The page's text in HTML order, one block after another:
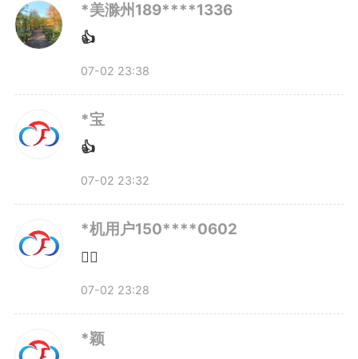
从零开始搭建一个硬科技公
司，远比想象中艰难。组建团队、
搭建平台、攻克技术、对接市
场……每一道都是关卡。贺冉没有
*美滁州189****1336
👍
07-02 23:38
*宝
👍
07-02 23:32
*机用户150****0602
👍🏻
07-02 23:28
*颖